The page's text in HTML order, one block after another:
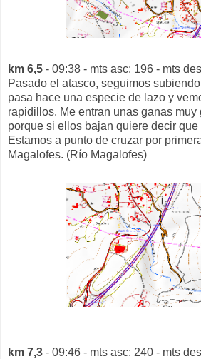
km 6,5 - 09:38 - mts asc: 196 - mts
Pasado el atasco, seguimos
pasa hace una especie de lazo y
rapidillos. Me entran unas ganas muy
porque si ellos bajan quiere decir que
Estamos a punto de cruzar por
Magalofes. (Río Magalofes)
km 7,3 - 09:46 - mts asc: 240 - mts